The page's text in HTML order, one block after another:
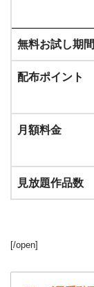
無料お試し期間
配布ポイント
月額料金
見放題作品数
[/open]